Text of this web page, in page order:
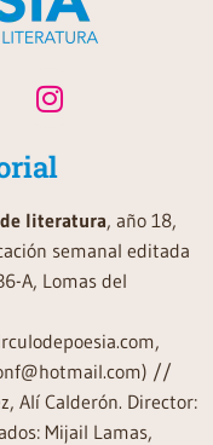
literatura, año 18,
semanal editada
A, Lomas del
//
Alí Calderón. Director:
Mijail Lamas,